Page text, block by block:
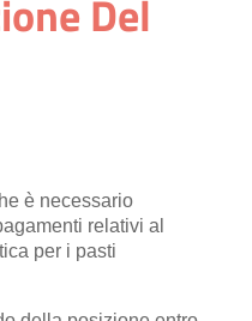
Del
è necessario
relativi al
per i pasti